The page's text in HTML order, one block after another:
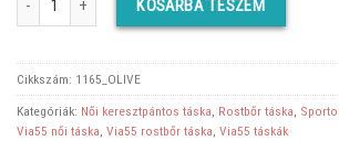
11360 Ft.
KOSÁRBA TESZEM
Cikkszám: 1165_OLIVE
Kategóriák: Női keresztpántos táska, Rostbőr táska,
Via55 női táska, Via55 rostbőr táska, Via55 táskák